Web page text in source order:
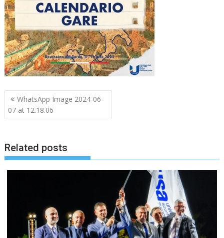
Navigazione
articoli
WhatsApp Image 2024-06-
07 at 12.18.06
Related posts